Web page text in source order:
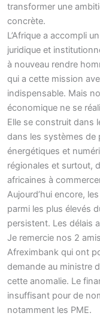
transformer une
concrète.
L’Afrique a accompli
juridique et
à nouveau rendre
qui a cette mission
indispensable. Mais
économique ne se
Elle se construit dans
dans les systèmes de
énergétiques et
régionales et surtout,
africaines à
Aujourd’hui encore,
parmi les plus élevés
persistent. Les délais
Je remercie nos 2
Afreximbank qui ont
demande au ministre
cette anomalie. Le
insuffisant pour de
notamment les PME.